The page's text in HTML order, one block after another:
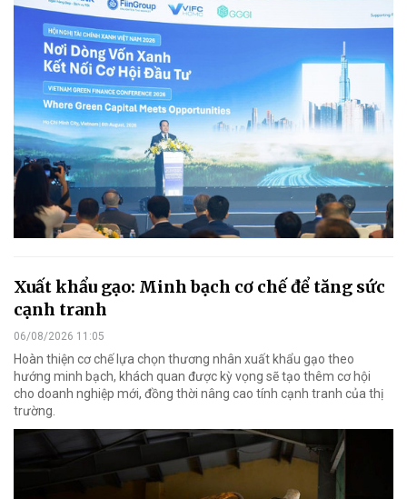
Xuất khẩu gạo: Minh bạch cơ chế để tăng sức
cạnh tranh
06/08/2026 11:05
Hoàn thiện cơ chế lựa chọn thương nhân xuất khẩu gạo theo
hướng minh bạch, khách quan được kỳ vọng sẽ tạo thêm cơ hội
cho doanh nghiệp mới, đồng thời nâng cao tính cạnh tranh của thị
trường.